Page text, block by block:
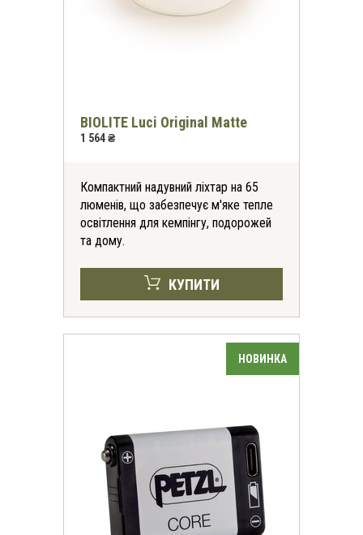
BIOLITE Luci Original Matte
1 564 ₴
Компактний надувний ліхтар на 65
люменів, що забезпечує м'яке тепле
освітлення для кемпінгу, подорожей
та дому.
КУПИТИ